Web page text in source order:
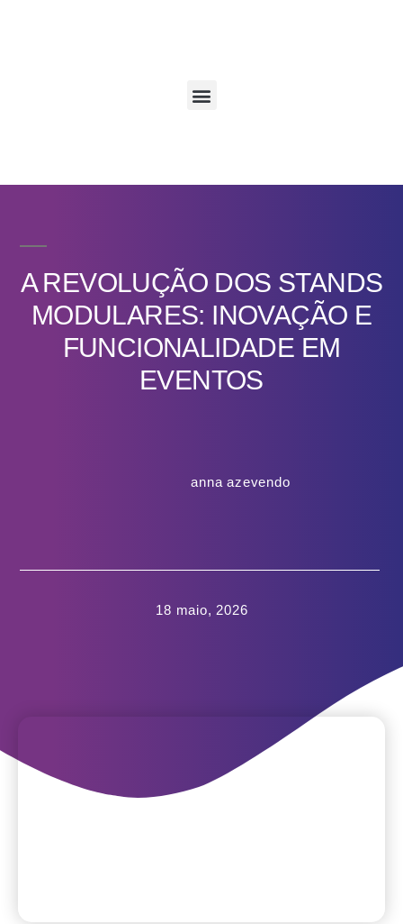
A REVOLUÇÃO DOS STANDS
MODULARES: INOVAÇÃO E
FUNCIONALIDADE EM
EVENTOS
anna azevendo
18 maio, 2026